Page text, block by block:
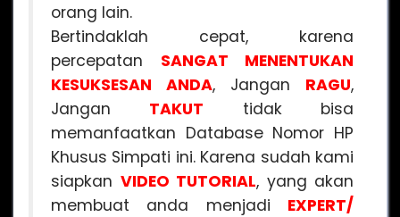
orang lain.
Bertindaklah cepat, karena
percepatan SANGAT MENENTUKAN
KESUKSESAN ANDA, Jangan RAGU,
Jangan TAKUT tidak bisa
memanfaatkan Database Nomor HP
Khusus Simpati ini. Karena sudah kami
siapkan VIDEO TUTORIAL, yang akan
membuat anda menjadi EXPERT/